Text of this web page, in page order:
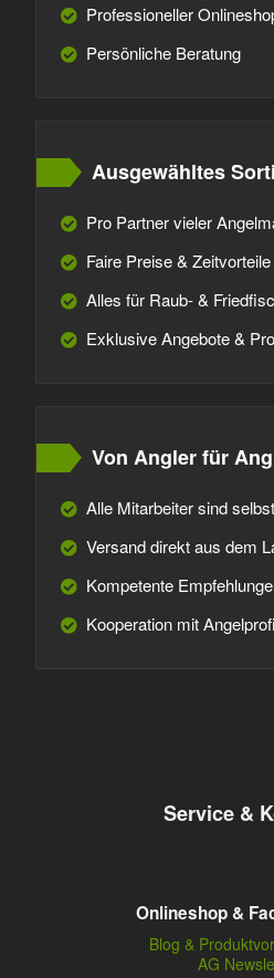
Professioneller
Persönliche Beratung
Ausgewähltes
Pro Partner vieler
Faire Preise & Zeitvorteile
Alles für Raub- &
Exklusive Angebote &
Von Angler für
Alle Mitarbeiter sind
Versand direkt aus dem
Kompetente
Kooperation mit
Service &
Onlineshop &
Blog &
AG